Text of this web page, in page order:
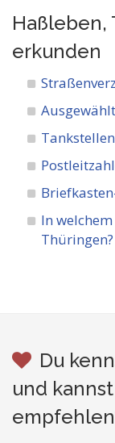
Haßleben,
erkunden
In
Thüringen?
Du
und